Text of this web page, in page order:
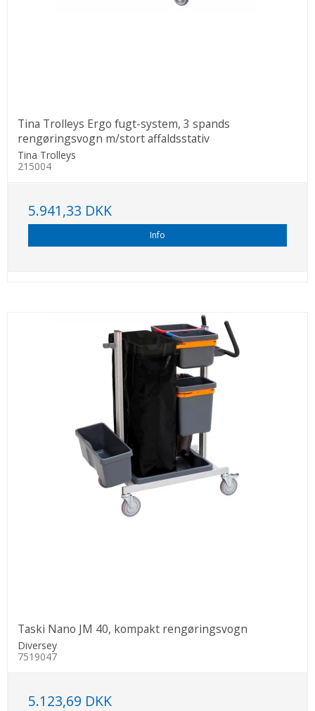
Tina Trolleys Ergo fugt-system, 3 spands
rengøringsvogn m/stort affaldsstativ
Tina Trolleys
215004
5.941,33 DKK
Info
Taski Nano JM 40, kompakt rengøringsvogn
Diversey
7519047
5.123,69 DKK